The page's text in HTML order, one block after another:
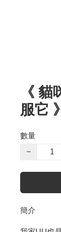
《
服它 》
數量
−
簡介